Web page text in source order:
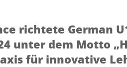
richtete German
unter dem Motto
für innovative